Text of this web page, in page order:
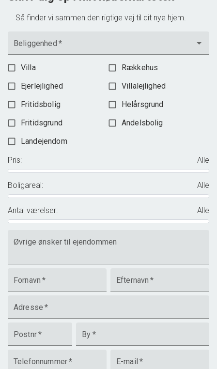
Så finder vi sammen den rigtige vej til dit nye hjem.
Beliggenhed *
Villa
Rækkehus
Ejerlejlighed
Villalejlighed
Fritidsbolig
Helårsgrund
Fritidsgrund
Andelsbolig
Landejendom
Pris: Alle
Boligareal: Alle
Antal værelser: Alle
Øvrige ønsker til ejendommen
Fornavn * Efternavn *
Adresse *
Postnr* By *
Telefonnummer* E-mail *